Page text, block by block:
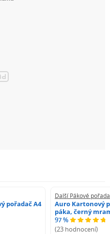
pořadač A4
Další Pákové
Auro Kartonový
páka, černý
97 %
(23 hodnocení)